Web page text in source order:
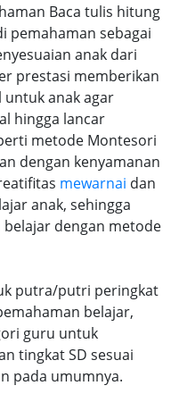
Baca tulis hitung
pemahaman sebagai
anak dari
prestasi memberikan
untuk anak agar
hingga lancar
metode Montesori
dengan kenyamanan
mewarnai dan
anak, sehingga
dengan metode
putra/putri peringkat
belajar,
guru untuk
tingkat SD sesuai
pada umumnya.